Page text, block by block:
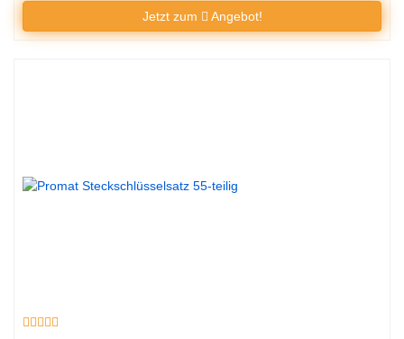
Jetzt zum Angebot!